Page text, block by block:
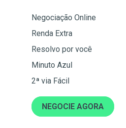
Negociação Online
Renda Extra
Resolvo por você
Minuto Azul
2ª via Fácil
NEGOCIE AGORA